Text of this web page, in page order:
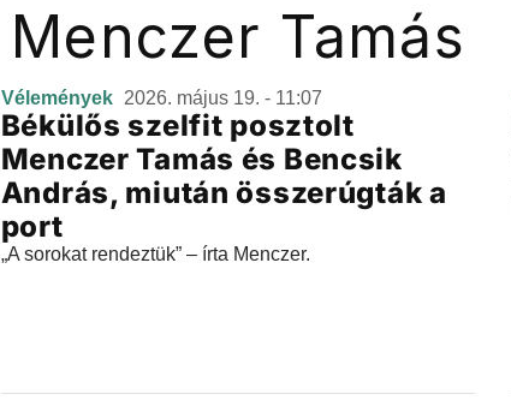
Menczer Tamás
Vélemények 2026. május 19. - 11:07
Békülős szelfit posztolt
Menczer Tamás és Bencsik
András, miután összerúgták a
port
„A sorokat rendeztük” – írta Menczer.